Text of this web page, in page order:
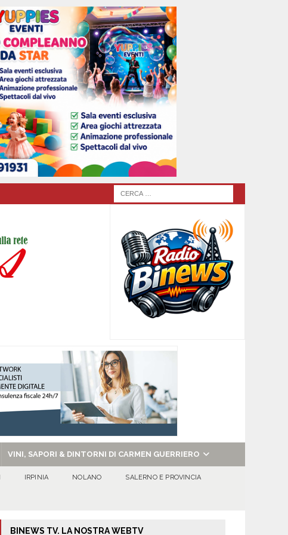
VINI, SAPORI & DINTORNI DI CARMEN GUERRIERO
IRPINIA NOLANO SALERNO E PROVINCIA
BINEWS TV. LA NOSTRA WEBTV